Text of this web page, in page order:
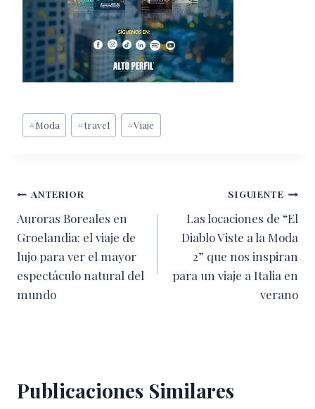
Etiquetas
de
#Moda #travel #Viaje
Navegación
de
entradas
ANTERIOR
Auroras Boreales en
Groelandia: el viaje de
lujo para ver el mayor
espectáculo natural del
mundo
SIGUIENTE
Las locaciones de “El
Diablo Viste a la Moda
2” que nos inspiran
para un viaje a Italia en
verano
Publicaciones Similares